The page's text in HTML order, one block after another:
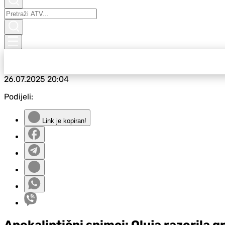
26.07.202520:04
Podijeli:
Link je kopiran!